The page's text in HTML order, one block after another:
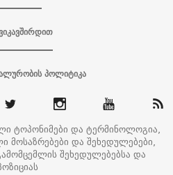
პოლიტიკა
ტოპონიმები და ტერმინოლოგია,
მოსაზრებები და შეხედულებები,
შეხედულებებსა და